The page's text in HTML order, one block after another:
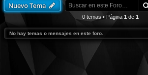
Nuevo Tema
0 temas • Página 1 de 1
No hay temas o mensajes en este foro.